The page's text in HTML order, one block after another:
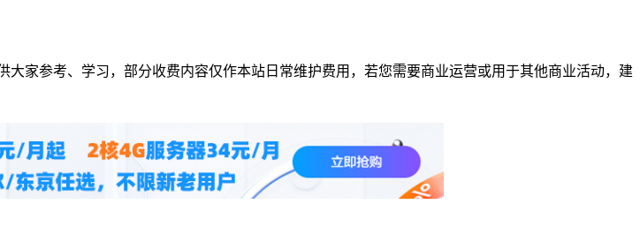
家参考、学习，部分收费内容仅作本站日常维护费用，若您需要商业运营或用于其他商业活动，建